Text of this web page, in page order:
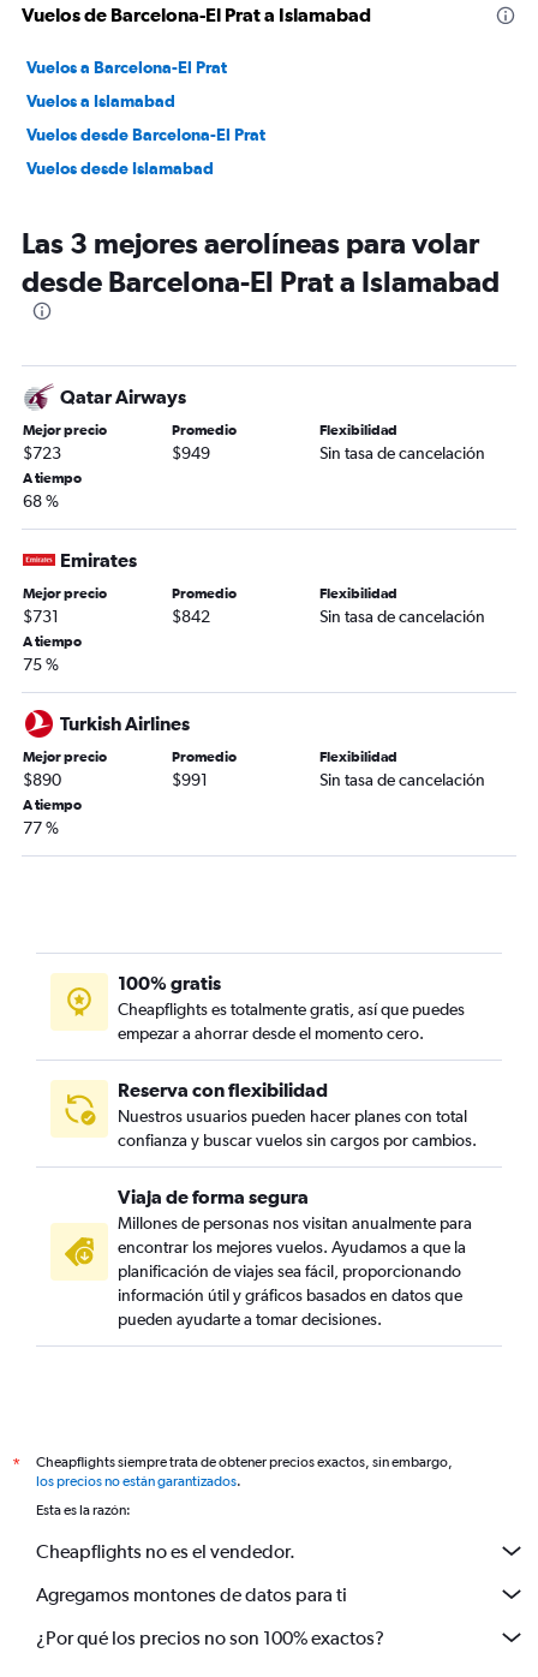
Vuelos de Barcelona-El Prat a Islamabad
Vuelos a Barcelona-El Prat
Vuelos a Islamabad
Vuelos desde Barcelona-El Prat
Vuelos desde Islamabad
Las 3 mejores aerolíneas para volar
desde Barcelona-El Prat a Islamabad
Qatar Airways
Mejor precio
$723
Promedio
$949
Flexibilidad
Sin tasa de cancelación
A tiempo
68 %
Emirates
Mejor precio
$731
Promedio
$842
Flexibilidad
Sin tasa de cancelación
A tiempo
75 %
Turkish Airlines
Mejor precio
$890
Promedio
$991
Flexibilidad
Sin tasa de cancelación
A tiempo
77 %
100% gratis
Cheapflights es totalmente gratis, así que puedes
empezar a ahorrar desde el momento cero.
Reserva con flexibilidad
Nuestros usuarios pueden hacer planes con total
confianza y buscar vuelos sin cargos por cambios.
Viaja de forma segura
Millones de personas nos visitan anualmente para
encontrar los mejores vuelos. Ayudamos a que la
planificación de viajes sea fácil, proporcionando
información útil y gráficos basados en datos que
pueden ayudarte a tomar decisiones.
*
Cheapflights siempre trata de obtener precios exactos, sin embargo,
los precios no están garantizados.
Esta es la razón:
Cheapflights no es el vendedor.
Agregamos montones de datos para ti
¿Por qué los precios no son 100% exactos?